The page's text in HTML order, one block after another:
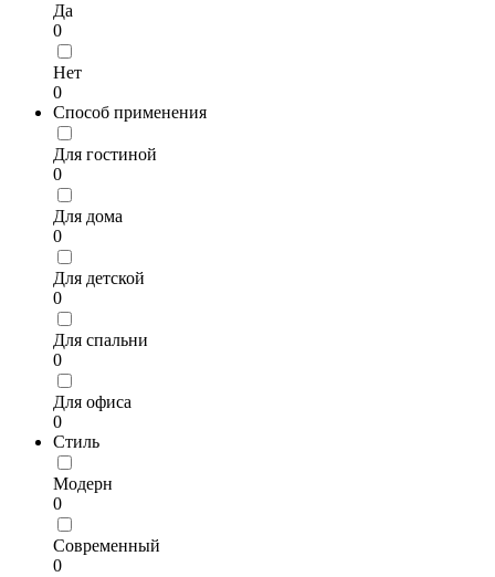
Да
0
Нет
0
Способ применения
Для гостиной
0
Для дома
0
Для детской
0
Для спальни
0
Для офиса
0
Стиль
Модерн
0
Современный
0